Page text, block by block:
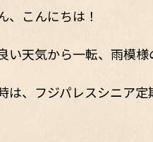
、こんにちは！
い天気から一転、雨模
は、フジパレスシニア